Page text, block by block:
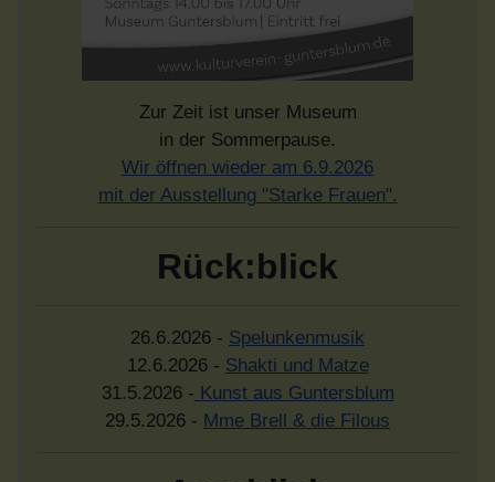
Zur Zeit ist unser Museum
in der Sommerpause.
Wir öffnen wieder am 6.9.2026
mit der Ausstellung "Starke Frauen".
Rück:blick
26.6.2026 - Spelunkenmusik
12.6.2026 - Shakti und Matze
31.5.2026 - Kunst aus Guntersblum
29.5.2026 - Mme Brell & die Filous